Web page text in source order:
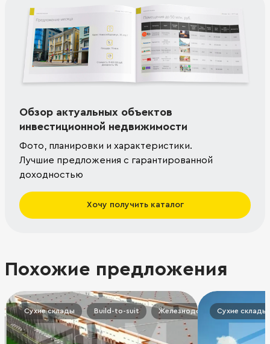
Обзор актуальных объектов
инвестиционной недвижимости
Фото, планировки и характеристики.
Лучшие предложения с гарантированной
доходностью
Хочу получить каталог
Похожие предложения
Сухие склады Build-to-suit Железнодорожная ветка
Сухие склады